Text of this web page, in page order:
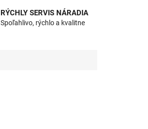
RÝCHLY SERVIS NÁRADIA
Spoľahlivo, rýchlo a kvalitne